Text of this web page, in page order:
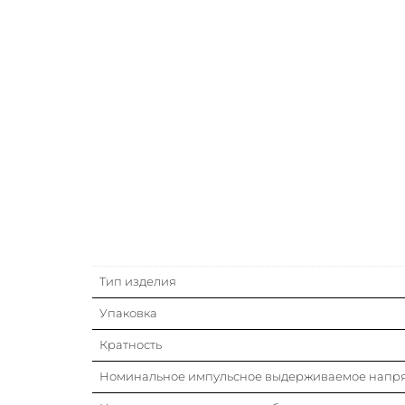
Тип изделия
Упаковка
Кратность
Номинальное импульсное выдерживаемое